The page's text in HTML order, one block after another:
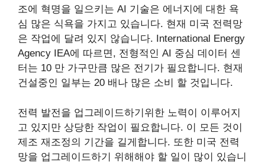
조에 혁명을 일으키는 AI 기술은 에너지에 대한 욕
심 많은 식욕을 가지고 있습니다. 현재 미국 전력망
은 작업에 달려 있지 않습니다. International Energy
Agency IEA에 따르면, 전형적인 AI 중심 데이터 센
터는 10 만 가구만큼 많은 전기가 필요합니다. 현재
건설중인 일부는 20 배나 많은 소비 할 것입니다.
전력 발전을 업그레이드하기위한 노력이 이루어지
고 있지만 상당한 작업이 필요합니다. 이 모든 것이
제조 재조정의 기간을 길게합니다. 또한 미국 전력
망을 업그레이드하기 위해해야 ​​할 일이 많이 있습니